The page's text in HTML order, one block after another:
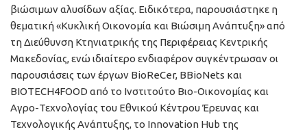
βιώσιμων αλυσίδων αξίας. Ειδικότερα, παρουσιάστηκε η
θεματική «Κυκλική Οικονομία και Βιώσιμη Ανάπτυξη» από
τη Διεύθυνση Κτηνιατρικής της Περιφέρειας Κεντρικής
Μακεδονίας, ενώ ιδιαίτερο ενδιαφέρον συγκέντρωσαν οι
παρουσιάσεις των έργων BioReCer, BBioNets και
BIOTECH4FOOD από το Ινστιτούτο Βιο-Οικονομίας και
Αγρο-Τεχνολογίας του Εθνικού Κέντρου Έρευνας και
Τεχνολογικής Ανάπτυξης, το Innovation Hub της